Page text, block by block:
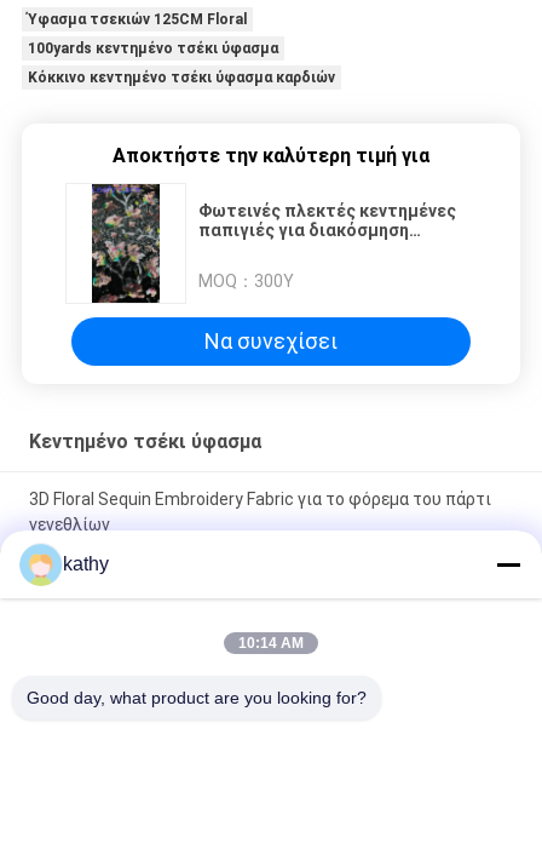
Ύφασμα τσεκιών 125CM Floral
100yards κεντημένο τσέκι ύφασμα
Κόκκινο κεντημένο τσέκι ύφασμα καρδιών
Αποκτήστε την καλύτερη τιμή για
Φωτεινές πλεκτές κεντημένες
παπιγιές για διακόσμηση
MOQ： 300Y
Να συνεχίσει
Κεντημένο τσέκι ύφασμα
3D Floral Sequin Embroidery Fabric για το φόρεμα του πάρτι
γενεθλίων
Χρωματιστή πεταλούδα Υψηλής ποιότητας μαλακό Sequin
κεντημένο ύφασμα Patttern κομμάτι βαφή δίχτυ Γη για το
γυναίκες φόρεμα μόδας
kathy
10:14 AM
Good day, what product are you looking for?